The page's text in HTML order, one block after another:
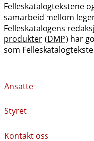
Felleskatalogtekstene
samarbeid mellom
Felleskatalogens
produkter (DMP) har
som
Ansatte
Styret
Kontakt oss